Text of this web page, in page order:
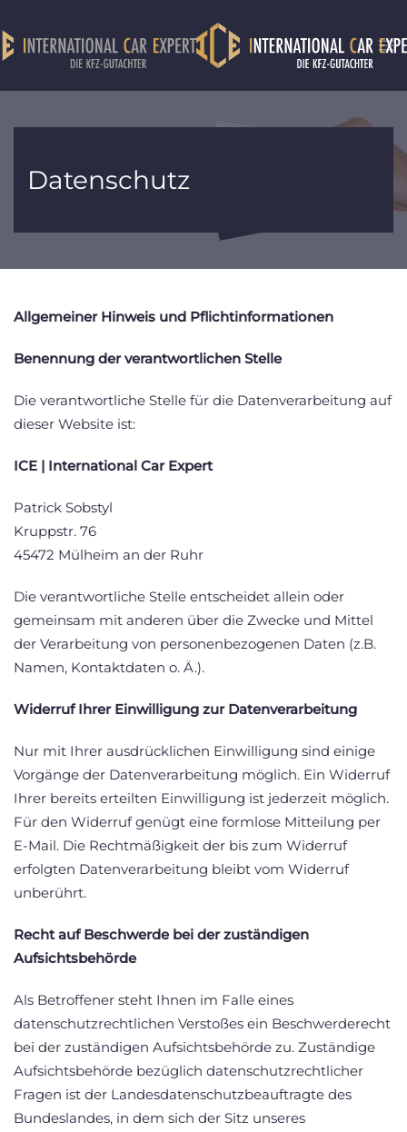
Zum Hauptinhalt springen
Datenschutz
Allgemeiner Hinweis und Pflichtinformationen
Benennung der verantwortlichen Stelle
Die verantwortliche Stelle für die Datenverarbeitung auf
dieser Website ist:
ICE | International Car Expert
Patrick Sobstyl
Kruppstr. 76
45472 Mülheim an der Ruhr
Die verantwortliche Stelle entscheidet allein oder
gemeinsam mit anderen über die Zwecke und Mittel
der Verarbeitung von personenbezogenen Daten (z.B.
Namen, Kontaktdaten o. Ä.).
Widerruf Ihrer Einwilligung zur Datenverarbeitung
Nur mit Ihrer ausdrücklichen Einwilligung sind einige
Vorgänge der Datenverarbeitung möglich. Ein Widerruf
Ihrer bereits erteilten Einwilligung ist jederzeit möglich.
Für den Widerruf genügt eine formlose Mitteilung per
E-Mail. Die Rechtmäßigkeit der bis zum Widerruf
erfolgten Datenverarbeitung bleibt vom Widerruf
unberührt.
Recht auf Beschwerde bei der zuständigen
Aufsichtsbehörde
Als Betroffener steht Ihnen im Falle eines
datenschutzrechtlichen Verstoßes ein Beschwerderecht
bei der zuständigen Aufsichtsbehörde zu. Zuständige
Aufsichtsbehörde bezüglich datenschutzrechtlicher
Fragen ist der Landesdatenschutzbeauftragte des
Bundeslandes, in dem sich der Sitz unseres